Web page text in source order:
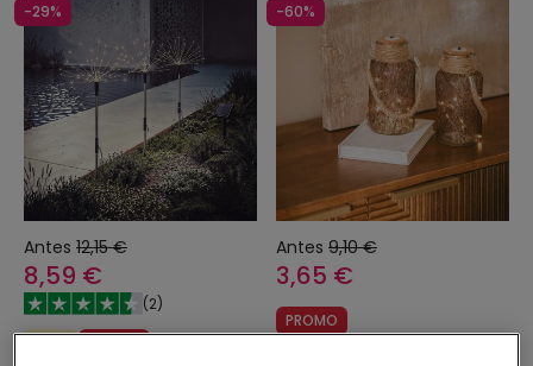
-29%
Antes 12,15 €
8,59 €
(2)
-60%
Antes 9,10 €
3,65 €
PROMO